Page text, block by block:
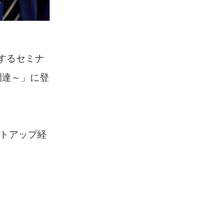
るセミナ
～」に登
アップ経